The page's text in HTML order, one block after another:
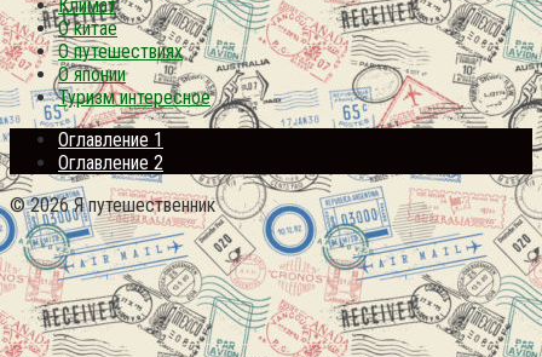
Климат
О китае
О путешествиях
О японии
Туризм интересное
Оглавление 1
Оглавление 2
© 2026 Я путешественник